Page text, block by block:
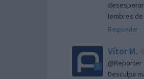
lembres
Responder
Vítor M.
@Reporter
Desculpa